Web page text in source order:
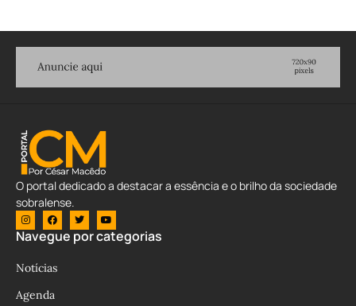
O portal dedicado a destacar a essência e o brilho da sociedade
sobralense.
Navegue por categorias
Notícias
Agenda